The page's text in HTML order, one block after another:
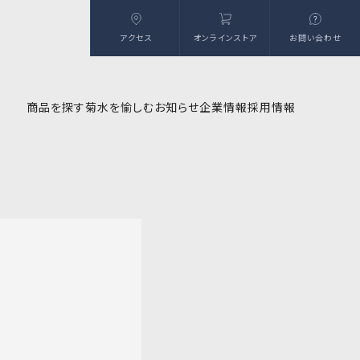
商品を探す菊水を愉しむお知らせ企業情報採用情報
アクセス オンラインストア お問い合わせ